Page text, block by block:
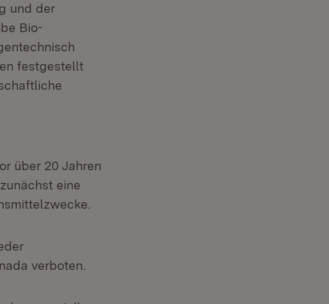
und der
Bio-
festgestellt
über 20 Jahren
eine
verboten.